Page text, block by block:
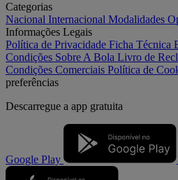
Categorias
Nacional Internacional Modalidades
Informações Legais
Política de Privacidade Ficha Técnica
Condições Sobre A Bola Livro de
Condições Comerciais Política de
preferências
Descarregue a app gratuita
Google Play